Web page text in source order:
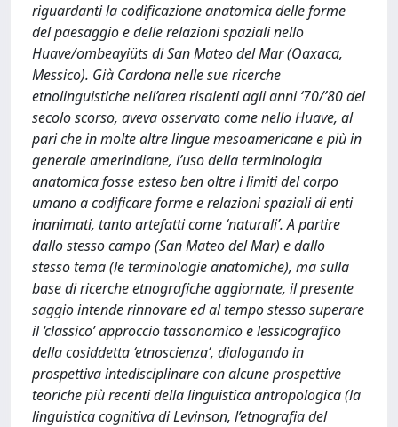
riguardanti la codificazione anatomica delle forme
del paesaggio e delle relazioni spaziali nello
Huave/ombeayiüts di San Mateo del Mar (Oaxaca,
Messico). Già Cardona nelle sue ricerche
etnolinguistiche nell’area risalenti agli anni ‘70/’80 del
secolo scorso, aveva osservato come nello Huave, al
pari che in molte altre lingue mesoamericane e più in
generale amerindiane, l’uso della terminologia
anatomica fosse esteso ben oltre i limiti del corpo
umano a codificare forme e relazioni spaziali di enti
inanimati, tanto artefatti come ‘naturali’. A partire
dallo stesso campo (San Mateo del Mar) e dallo
stesso tema (le terminologie anatomiche), ma sulla
base di ricerche etnografiche aggiornate, il presente
saggio intende rinnovare ed al tempo stesso superare
il ‘classico’ approccio tassonomico e lessicografico
della cosiddetta ‘etnoscienza’, dialogando in
prospettiva intedisciplinare con alcune prospettive
teoriche più recenti della linguistica antropologica (la
linguistica cognitiva di Levinson, l’etnografia del